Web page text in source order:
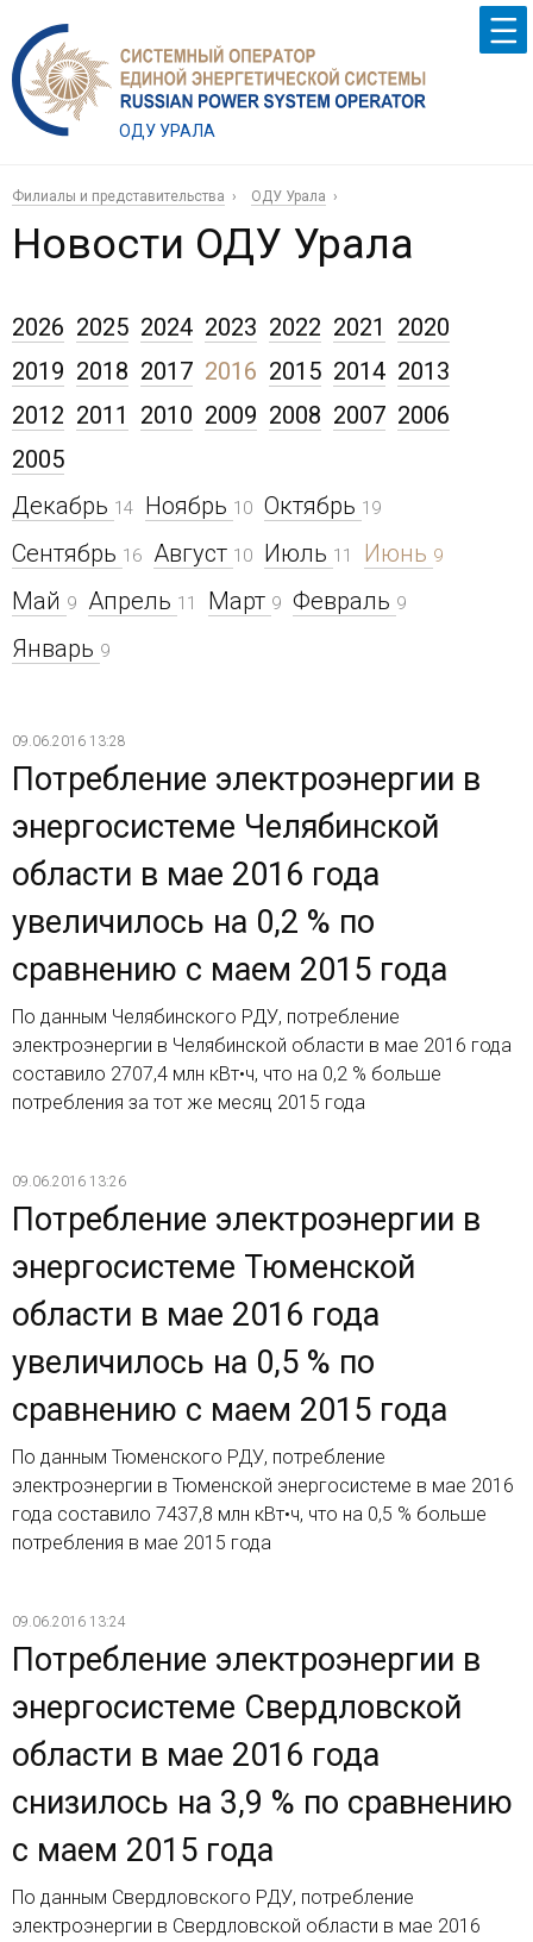
ОДУ УРАЛА
Филиалы и представительства ОДУ Урала
Новости ОДУ Урала
2026 2025 2024 2023 2022 2021
2020
2019 2018 2017 2016
Декабрь 14 Ноябрь 10 Октябрь 19
Сентябрь 16 Август 10 Июль 11 Июнь 9
Май 9 Апрель 11 Март 9 Февраль 9
Январь 9
2015 2014 2013
2012 2011 2010 2009 2008 2007 2006
2005
09.06.2016 13:28
Потребление электроэнергии в
энергосистеме Челябинской
области в мае 2016 года
увеличилось на 0,2 % по
сравнению с маем 2015 года
По данным Челябинского РДУ, потребление
электроэнергии в Челябинской области в мае 2016 года
составило 2707,4 млн кВт•ч, что на 0,2 % больше
потребления за тот же месяц 2015 года
09.06.2016 13:26
Потребление электроэнергии в
энергосистеме Тюменской
области в мае 2016 года
увеличилось на 0,5 % по
сравнению с маем 2015 года
По данным Тюменского РДУ, потребление
электроэнергии в Тюменской энергосистеме в мае 2016
года составило 7437,8 млн кВт•ч, что на 0,5 % больше
потребления в мае 2015 года
09.06.2016 13:24
Потребление электроэнергии в
энергосистеме Свердловской
области в мае 2016 года
снизилось на 3,9 % по сравнению
с маем 2015 года
По данным Свердловского РДУ, потребление
электроэнергии в Свердловской области в мае 2016